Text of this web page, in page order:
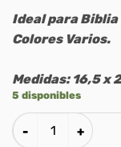
Ideal para
Colores Varios.
Medidas: 16,5 x
5 disponibles
Funda para Biblia